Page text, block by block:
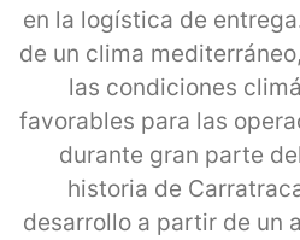
en la logística de
de un clima
las condiciones
favorables para las
durante gran parte
historia de
desarrollo a partir de un